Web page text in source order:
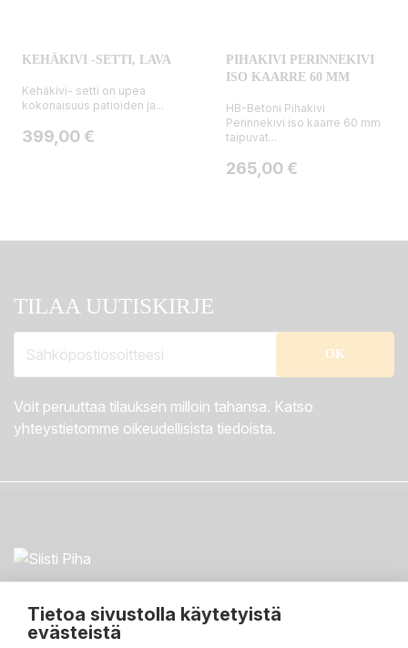
Tietoa sivustolla käytetyistä
evästeistä
KEHÄKIVI -SETTI, LAVA
Kehäkivi- setti on upea
kokonaisuus patioiden ja...
Hinta
399,00 €
PIHAKIVI PERINNEKIVI
ISO KAARRE 60 MM
HB-Betoni Pihakivi
Perinnekivi iso kaarre 60 mm
taipuvat...
Hinta
265,00 €
TILAA UUTISKIRJE
Voit peruuttaa tilauksen milloin tahansa. Katso
yhteystietomme oikeudellisista tiedoista.